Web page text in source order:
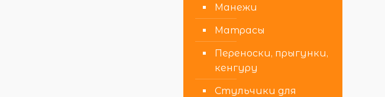
Манежи
Матрасы
Переноски, прыгунки,
кенгуру
Стульчики для